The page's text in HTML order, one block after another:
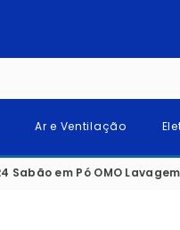
Ar e Ventilação
Sabão em Pó OMO